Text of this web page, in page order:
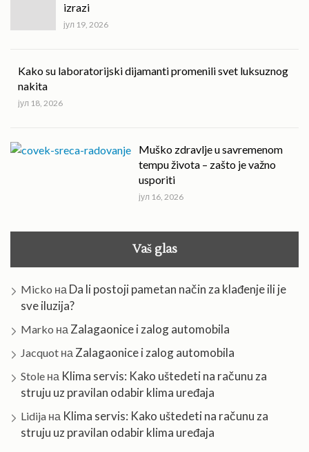
izrazi
јул 19, 2026
Kako su laboratorijski dijamanti promenili svet luksuznog
nakita
јул 18, 2026
Muško zdravlje u savremenom
tempu života – zašto je važno
usporiti
јул 16, 2026
Vaš glas
Micko на Da li postoji pametan način za klađenje ili je
sve iluzija?
Marko на Zalagaonice i zalog automobila
Jacquot на Zalagaonice i zalog automobila
Stole на Klima servis: Kako uštedeti na računu za
struju uz pravilan odabir klima uređaja
Lidija на Klima servis: Kako uštedeti na računu za
struju uz pravilan odabir klima uređaja